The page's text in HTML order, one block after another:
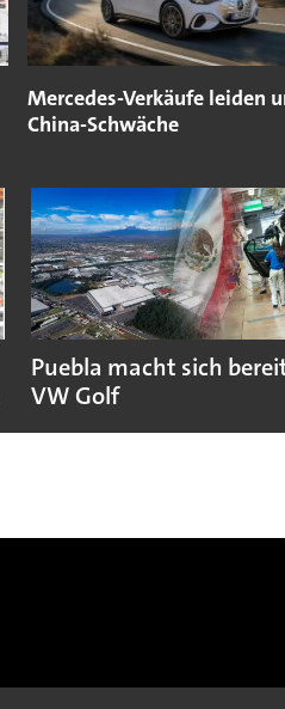
Mercedes-Verkäufe leiden
China-Schwäche
Puebla macht sich
VW Golf